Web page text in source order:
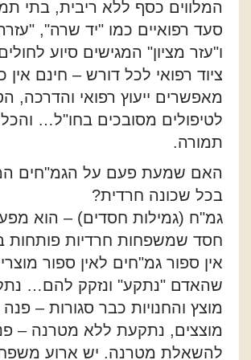
המלווים כסף ללא ריבית, בתי
סעד רפואיים כמו "יד שרה",
ו"עזר מציון" המגישים סיוע
ציוד רפואי לכל דורש – חינם אין
מאפשרים ייעוץ רפואי והדרכה,
לטיפולים מסובכים בחו"ל…
תמורה.
האם שמעת פעם על הגמ"חים
בכל שכונה חרדית?
גמ"ח (גמילות חסדים) – הוא
חסד שמשפחות חרדיות פותחות
אין ספור גמ"חים לאין ספור
שהאדם "נתקע" ונזקק להם…
מוצץ והחנויות כבר סגורות –
מוצצים, נתקעת ללא מטרנה –
להשאלת מטרנה. יש ארוע